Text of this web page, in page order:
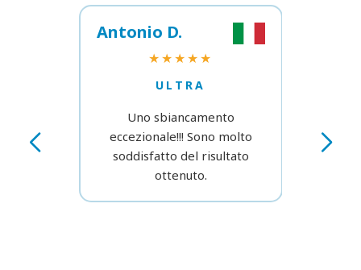
Antonio D.
★★★★★
ULTRA
Uno sbiancamento
eccezionale!!! Sono molto
soddisfatto del risultato
ottenuto.